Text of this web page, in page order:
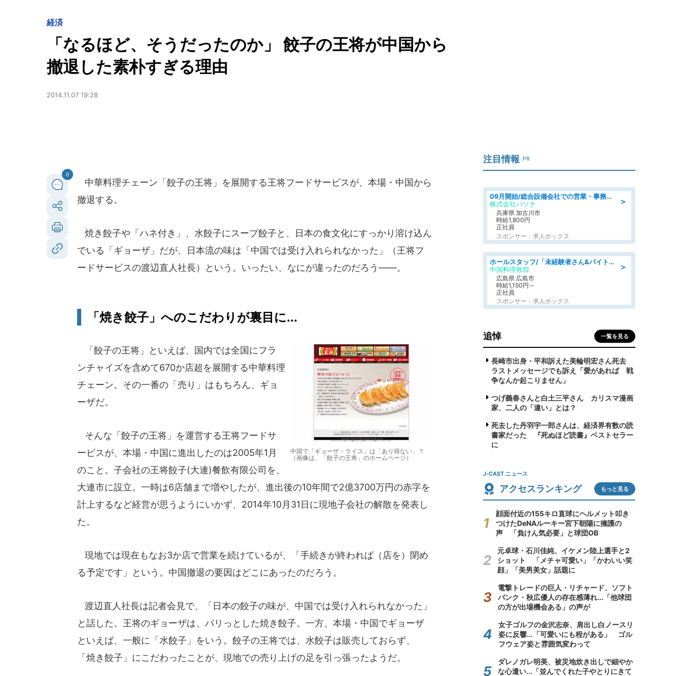
経済
「なるほど、そうだったのか」 餃子の王将が中国から
撤退した素朴すぎる理由
2014.11.07 19:28
0
中華料理チェーン「餃子の王将」を展開する王将フードサービスが、本場・中国から
撤退する。
焼き餃子や「ハネ付き」、水餃子にスープ餃子と、日本の食文化にすっかり溶け込ん
でいる「ギョーザ」だが、日本流の味は「中国では受け入れられなかった」（王将フ
ードサービスの渡辺直人社長）という。いったい、なにが違ったのだろう――。
「焼き餃子」へのこだわりが裏目に...
中国で「ギョーザ・ライス」は「あり得ない」？
（画像は、「餃子の王将」のホームページ）
「餃子の王将」といえば、国内では全国にフラ
ンチャイズを含めて670か店超を展開する中華料理
チェーン。その一番の「売り」はもちろん、ギョ
ーザだ。
そんな「餃子の王将」を運営する王将フードサ
ービスが、本場・中国に進出したのは2005年1月
のこと。子会社の王将餃子(大連)餐飲有限公司を、
大連市に設立。一時は6店舗まで増やしたが、進出後の10年間で2億3700万円の赤字を
計上するなど経営が思うようにいかず、2014年10月31日に現地子会社の解散を発表し
た。
現地では現在もなお3か店で営業を続けているが、「手続きが終われば（店を）閉め
る予定です」という。中国撤退の要因はどこにあったのだろう。
渡辺直人社長は記者会見で、「日本の餃子の味が、中国では受け入れられなかった」
と話した。王将のギョーザは、パリっとした焼き餃子。一方、本場・中国でギョーザ
といえば、一般に「水餃子」をいう。餃子の王将では、水餃子は販売しておらず、
「焼き餃子」にこだわったことが、現地での売り上げの足を引っ張ったようだ。
注目情報 PR
＞
09月開始/総合設備会社での営業・事務のお仕事/車通勤可/賞与あり/営業/営業事務
株式会社パソナ
兵庫県 加古川市
時給1,800円
正社員
スポンサー：求人ボックス
＞
ホールスタッフ/「未経験者さん&バイトデビューも大歓迎」残業ほぼなし×1日3時間〜勤務OK!フォロー体制も充実/広島県/広島市南区
中国料理敦煌
広島県 広島市
時給1,150円～
正社員
スポンサー：求人ボックス
追悼 一覧を見る
長崎市出身・平和訴えた美輪明宏さん死去
ラストメッセージでも訴え「愛があれば 戦
争なんか起こりません」
つげ義春さんと白土三平さん カリスマ漫画
家、二人の「違い」とは？
死去した丹羽宇一郎さんは、経済界有数の読
書家だった 『死ぬほど読書』ベストセラー
に
J-CAST ニュース
アクセスランキング もっと見る
顔面付近の155キロ直球にヘルメット叩き
つけたDeNAルーキー宮下朝陽に擁護の
声 「負けん気必要」と球団OB
元卓球・石川佳純、イケメン陸上選手と2
ショット 「メチャ可愛い」「かわいい笑
顔」「美男美女」話題に
電撃トレードの巨人・リチャード、ソフト
バンク・秋広優人の存在感薄れ...「他球団
の方が出場機会ある」の声が
女子ゴルフの金沢志奈、肩出し白ノースリ
姿に反響...「可愛いにも程がある」 ゴル
フウェア姿と雰囲気変わって
ダレノガレ明美、被災地炊き出しで細やか
な心遣い...「並んでくれた子やとりにきて